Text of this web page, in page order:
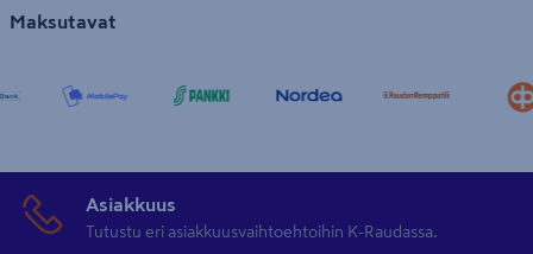
Maksutavat
Asiakkuus
Tutustu eri asiakkuusvaihtoehtoihin K-Raudassa.